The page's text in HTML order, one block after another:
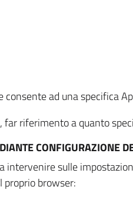
ad una specifica
riferimento a quanto
CONFIGURAZIONE
intervenire sulle
proprio browser: